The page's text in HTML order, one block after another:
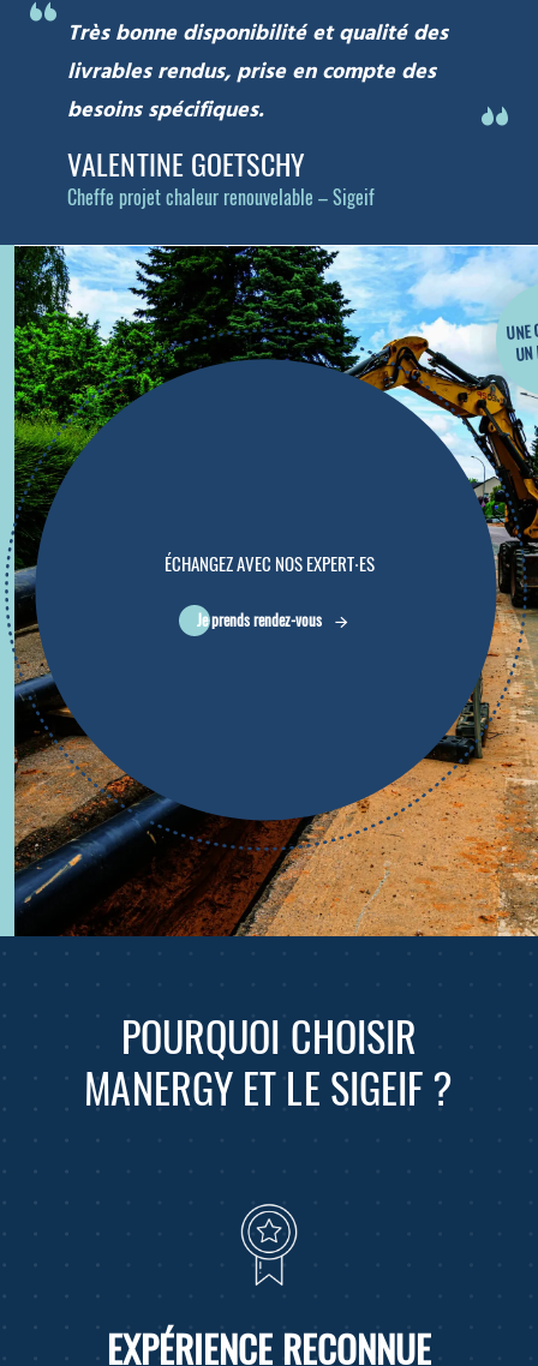
Très bonne disponibilité et qualité des
livrables rendus, prise en compte des
besoins spécifiques.
VALENTINE GOETSCHY
Cheffe projet chaleur renouvelable – Sigeif
ÉCHANGEZ AVEC NOS EXPERT⸱ES
Je prends rendez-vous
POURQUOI CHOISIR
MANERGY ET LE SIGEIF ?
EXPÉRIENCE RECONNUE
UNE
UN